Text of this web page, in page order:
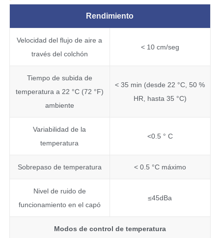
Rendimiento
Velocidad del flujo de aire a
través del colchón
< 10 cm/seg
Tiempo de subida de
temperatura a 22 °C (72 °F)
ambiente
< 35 min (desde 22 °C, 50 %
HR, hasta 35 °C)
Variabilidad de la
temperatura
<0.5 ° C
Sobrepaso de temperatura < 0.5 °C máximo
Nivel de ruido de
funcionamiento en el capó
≤45dBa
Modos de control de temperatura